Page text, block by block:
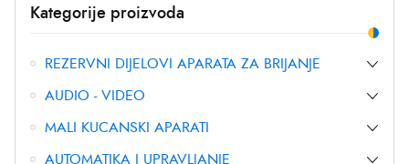
Kategorije proizvoda
REZERVNI DIJELOVI APARATA ZA BRIJANJE
AUDIO - VIDEO
MALI KUCANSKI APARATI
AUTOMATIKA I UPRAVLJANJE